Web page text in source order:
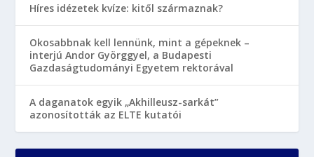
Híres idézetek kvíze: kitől származnak?
Okosabbnak kell lennünk, mint a gépeknek –
interjú Andor Györggyel, a Budapesti
Gazdaságtudományi Egyetem rektorával
A daganatok egyik „Akhilleusz-sarkát”
azonosították az ELTE kutatói